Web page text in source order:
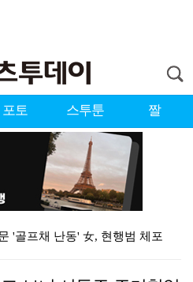
포토 스투툰 짤
'골프채 난동' 女, 현행범 체포